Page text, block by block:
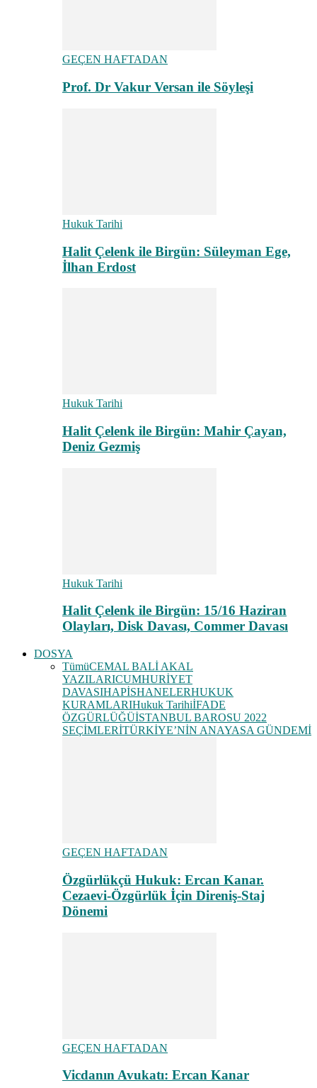
GEÇEN HAFTADAN
Prof. Dr Vakur Versan ile Söyleşi
Hukuk Tarihi
Halit Çelenk ile Birgün: Süleyman Ege,
İlhan Erdost
Hukuk Tarihi
Halit Çelenk ile Birgün: Mahir Çayan,
Deniz Gezmiş
Hukuk Tarihi
Halit Çelenk ile Birgün: 15/16 Haziran
Olayları, Disk Davası, Commer Davası
DOSYA
TümüCEMAL BALİ AKAL
YAZILARICUMHURİYET
DAVASIHAPİSHANELERHUKUK
KURAMLARIHukuk TarihiİFADE
ÖZGÜRLÜĞÜİSTANBUL BAROSU 2022
SEÇİMLERİTÜRKİYE’NİN ANAYASA GÜNDEMİ
GEÇEN HAFTADAN
Özgürlükçü Hukuk: Ercan Kanar.
Cezaevi-Özgürlük İçin Direniş-Staj
Dönemi
GEÇEN HAFTADAN
Vicdanın Avukatı: Ercan Kanar